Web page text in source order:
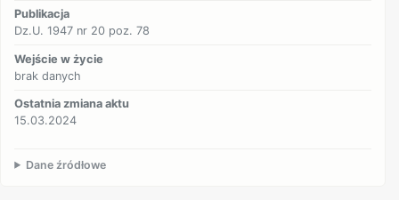
Publikacja
Dz.U. 1947 nr 20 poz. 78
Wejście w życie
brak danych
Ostatnia zmiana aktu
15.03.2024
Dane źródłowe